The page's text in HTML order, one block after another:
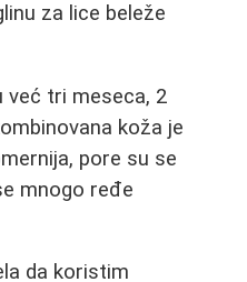
za lice beleže
već tri meseca, 2
koža je
pore su se
mnogo ređe
da koristim